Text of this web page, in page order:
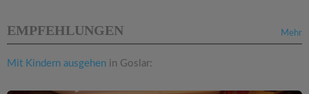
Mehr
EMPFEHLUNGEN
Mit Kindern ausgehen in Goslar: